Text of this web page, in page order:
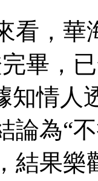
看，華
畢，
知情
論為“
結果樂